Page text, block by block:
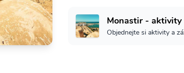
Monastir - aktivity
Objednejte si aktivity a